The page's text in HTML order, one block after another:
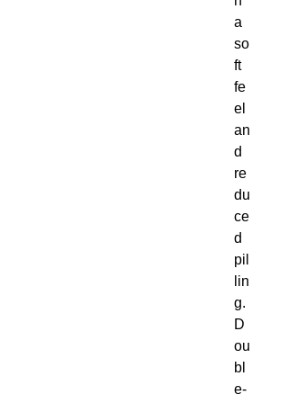
a
so
ft
fe
el
an
d
re
du
ce
d
pil
lin
g.
D
ou
bl
e-